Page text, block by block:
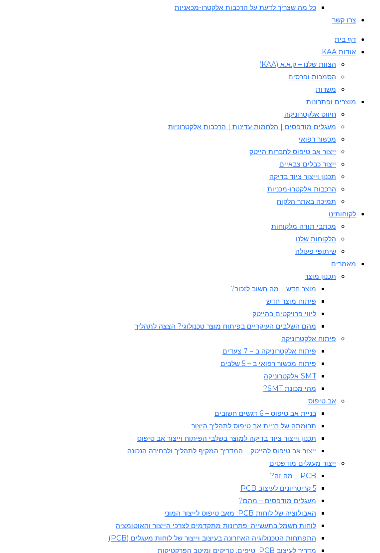
כל מה שצריך לדעת על הרכבות אלקטרו-מכאניות
צרו קשר
דף בית
אודות KAA
הצוות שלנו – ק.א.א (KAA)
הסמכות ופרסים
משרות
מוצרים ופתרונות
חיווט אלקטרוניקה
מעגלים מודפסים | הלחמות עדינות | הרכבות אלקטרוניות
מכשור רפואי
ייצור אב טיפוס לחברות הייטק
ייצור כבלים צבאיים
תכנון וייצור ציוד בדיקה
הרכבות אלקטרו-מכניות
תמיכה באתר הלקוח
לקוחותינו
מכתבי תודה מלקוחות
הלקוחות שלנו
שיתופי פעולה
מאמרים
תכנון מוצר
מוצר חדש – מה חשוב לזכור?
פיתוח מוצר חדש
ליווי פרויקטים בהייטק
מהם השלבים העיקריים בפיתוח מוצר טכנולוגי? הצצה לתהליך
פיתוח אלקטרוניקה
פיתוח אלקטרוניקה ב – 7 צעדים
פיתוח מכשור רפואי ב – 5 שלבים
SMT אלקטרוניקה
מהי מכונת SMT?
אב טיפוס
בניית אב טיפוס – 6 דגשים חשובים
תרומתה של בניית אב טיפוס לתהליך היצור​
תכנון וייצור ציוד בדיקה למוצר בשלבי הפיתוח וייצור אב טיפוס
ייצור אב טיפוס להייטק – המדריך המקיף לתהליך ולבחירה הנכונה
ייצור מעגלים מודפסים
PCB – מה זה?
5 קריטריונים לעיצוב PCB
מעגלים מודפסים – מהם?
האבולוציה של לוחות PCB: מאב טיפוס לייצור המוני
לוחות חשמל בתעשייה: פתרונות מתקדמים לצרכי הייצור והאוטומציה
התפתחות הטכנולוגיה האחרונה בעיצוב וייצור של לוחות מעגלים (PCB)
מדריך לעיצוב PCB: טיפים, טריקים ומיטב הפרקטיקות